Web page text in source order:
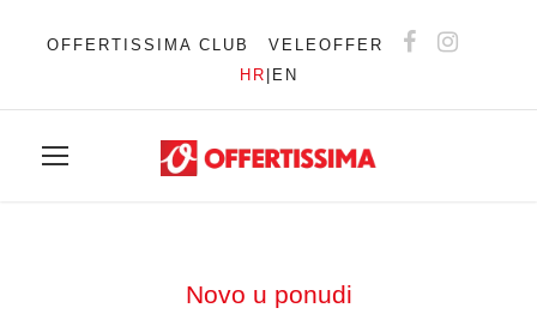
OFFERTISSIMA CLUB
VELEOFFER
HR EN
Novo u ponudi